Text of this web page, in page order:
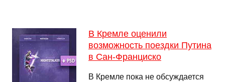
В Кремле оценили
возможность поездки Путина
в Сан-Франциско
В Кремле пока не обсуждается